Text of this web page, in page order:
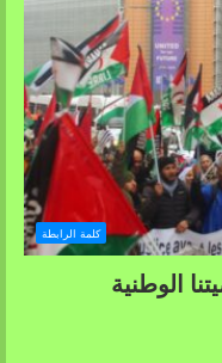
كلمة الرابطة
الوطنية